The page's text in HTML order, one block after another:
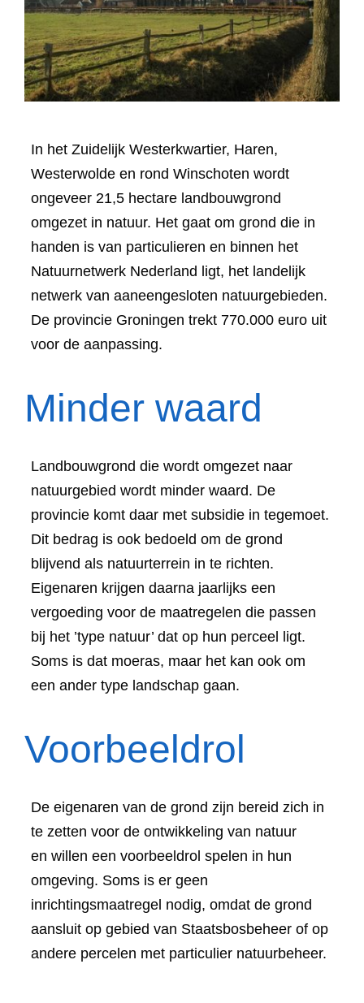
In het Zuidelijk Westerkwartier, Haren,
Westerwolde en rond Winschoten wordt
ongeveer 21,5 hectare landbouwgrond
omgezet in natuur. Het gaat om grond die in
handen is van particulieren en binnen het
Natuurnetwerk Nederland ligt, het landelijk
netwerk van aaneengesloten natuurgebieden.
De provincie Groningen trekt 770.000 euro uit
voor de aanpassing.
Minder waard
Landbouwgrond die wordt omgezet naar
natuurgebied wordt minder waard. De
provincie komt daar met subsidie in tegemoet.
Dit bedrag is ook bedoeld om de grond
blijvend als natuurterrein in te richten.
Eigenaren krijgen daarna jaarlijks een
vergoeding voor de maatregelen die passen
bij het ’type natuur’ dat op hun perceel ligt.
Soms is dat moeras, maar het kan ook om
een ander type landschap gaan.
Voorbeeldrol
De eigenaren van de grond zijn bereid zich in
te zetten voor de ontwikkeling van natuur
en willen een voorbeeldrol spelen in hun
omgeving. Soms is er geen
inrichtingsmaatregel nodig, omdat de grond
aansluit op gebied van Staatsbosbeheer of op
andere percelen met particulier natuurbeheer.